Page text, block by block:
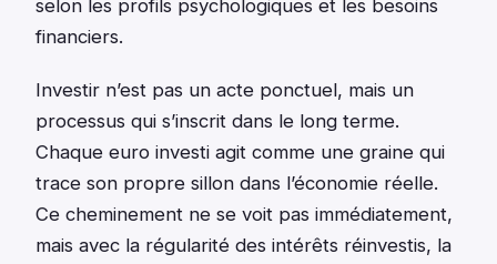
selon les profils psychologiques et les besoins
financiers.
Investir n’est pas un acte ponctuel, mais un
processus qui s’inscrit dans le long terme.
Chaque euro investi agit comme une graine qui
trace son propre sillon dans l’économie réelle.
Ce cheminement ne se voit pas immédiatement,
mais avec la régularité des intérêts réinvestis, la